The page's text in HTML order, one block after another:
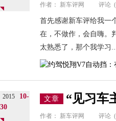
作者： 新车评网 评论
首先感谢新车评给我一
在，不做作，会自嗨。
太熟悉了，那个我学习
2015
10-
30
文章 “见习车
作者： 新车评网 评论